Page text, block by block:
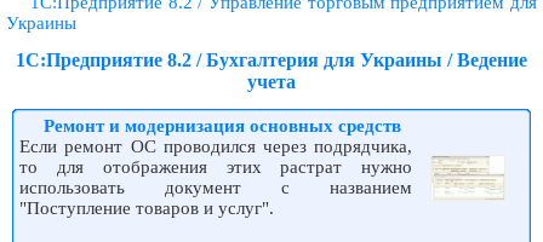
Украины
1С:Предприятие 8.2 / Бухгалтерия для Украины / Ведение
учета
Ремонт и модернизация основных средств
Если ремонт ОС проводился через подрядчика,
то для отображения этих растрат нужно
использовать документ с названием
"Поступление товаров и услуг".